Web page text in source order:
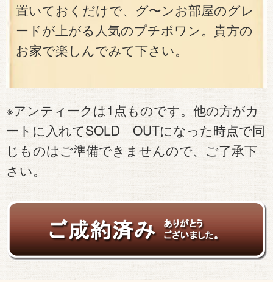
置いておくだけで、グ〜ンお部屋のグレ
ードが上がる人気のプチポワン。貴方の
お家で楽しんでみて下さい。
※アンティークは1点ものです。他の方がカ
ートに入れてSOLD OUTになった時点で同
じものはご準備できませんので、ご了承下
さい。